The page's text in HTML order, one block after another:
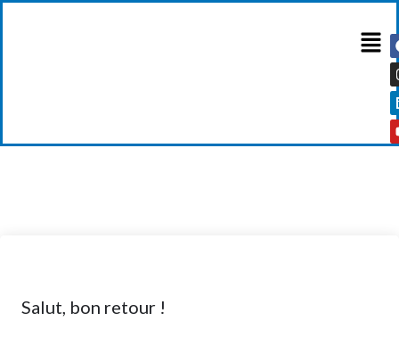
Salut, bon retour !